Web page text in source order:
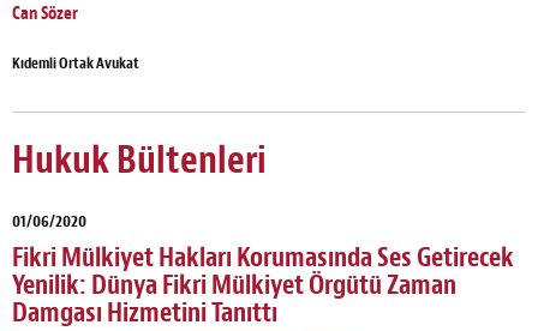
Can Sözer
Kıdemli Ortak Avukat
Hukuk Bültenleri
01/06/2020
Fikri Mülkiyet Hakları Korumasında Ses Getirecek
Yenilik: Dünya Fikri Mülkiyet Örgütü Zaman
Damgası Hizmetini Tanıttı